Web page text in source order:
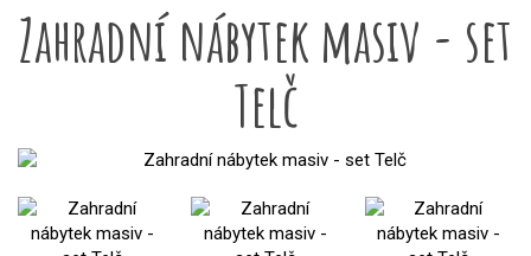
Zahradní nábytek masiv - set
Telč